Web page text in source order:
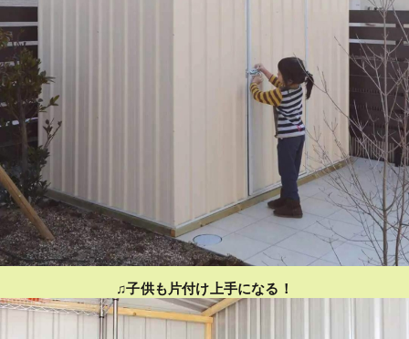
♫子供も片付け上手になる！